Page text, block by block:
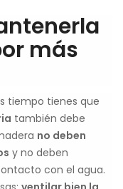
más
tiempo tienes que
también debe
no deben
y no deben
con el agua.